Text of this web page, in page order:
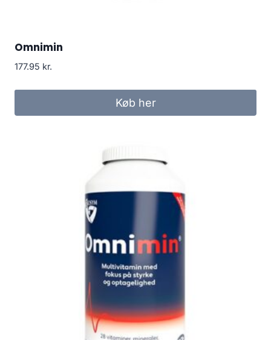
Omnimin
177.95 kr.
Køb her